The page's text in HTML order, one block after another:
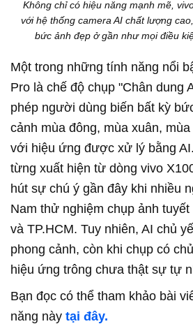
Không chỉ có hiệu năng mạnh mẽ,
với hệ thống camera AI chất lượng
bức ảnh đẹp ở gần như mọi điều
Một trong những tính năng nổi
Pro là chế độ chụp "Chân dung
phép người dùng biến bất kỳ
cảnh mùa đông, mùa xuân,
với hiệu ứng được xử lý bằng
từng xuất hiện từ dòng vivo
hút sự chú ý gần đây khi nhiều
Nam thử nghiệm chụp ảnh
và TP.HCM. Tuy nhiên, AI chủ
phong cảnh, còn khi chụp có
hiệu ứng trông chưa thật sự tự
Bạn đọc có thể tham khảo bài
năng này tại đây.